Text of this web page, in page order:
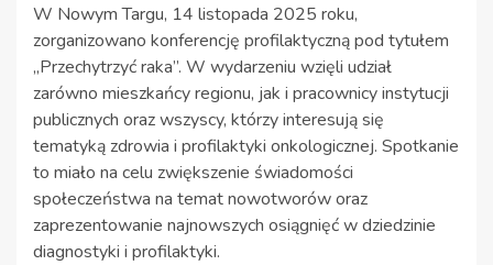
W Nowym Targu, 14 listopada 2025 roku,
zorganizowano konferencję profilaktyczną pod tytułem
„Przechytrzyć raka”. W wydarzeniu wzięli udział
zarówno mieszkańcy regionu, jak i pracownicy instytucji
publicznych oraz wszyscy, którzy interesują się
tematyką zdrowia i profilaktyki onkologicznej. Spotkanie
to miało na celu zwiększenie świadomości
społeczeństwa na temat nowotworów oraz
zaprezentowanie najnowszych osiągnięć w dziedzinie
diagnostyki i profilaktyki.